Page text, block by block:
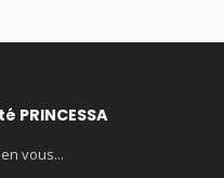
PRINCESSA
vous...